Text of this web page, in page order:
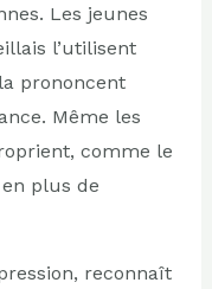
Les jeunes
l’utilisent
prononcent
Même les
comme le
plus de
reconnaît